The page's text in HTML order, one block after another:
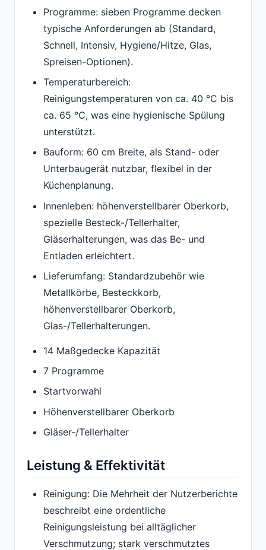
Programme: sieben Programme decken
typische Anforderungen ab (Standard,
Schnell, Intensiv, Hygiene/Hitze, Glas,
Spreisen-Optionen).
Temperaturbereich:
Reinigungstemperaturen von ca. 40 °C bis
ca. 65 °C, was eine hygienische Spülung
unterstützt.
Bauform: 60 cm Breite, als Stand- oder
Unterbaugerät nutzbar, flexibel in der
Küchenplanung.
Innenleben: höhenverstellbarer Oberkorb,
spezielle Besteck-/Tellerhalter,
Gläserhalterungen, was das Be- und
Entladen erleichtert.
Lieferumfang: Standardzubehör wie
Metallkörbe, Besteckkorb,
höhenverstellbarer Oberkorb,
Glas-/Tellerhalterungen.
14 Maßgedecke Kapazität
7 Programme
Startvorwahl
Höhenverstellbarer Oberkorb
Gläser-/Tellerhalter
Leistung & Effektivität
Reinigung: Die Mehrheit der Nutzerberichte
beschreibt eine ordentliche
Reinigungsleistung bei alltäglicher
Verschmutzung; stark verschmutztes